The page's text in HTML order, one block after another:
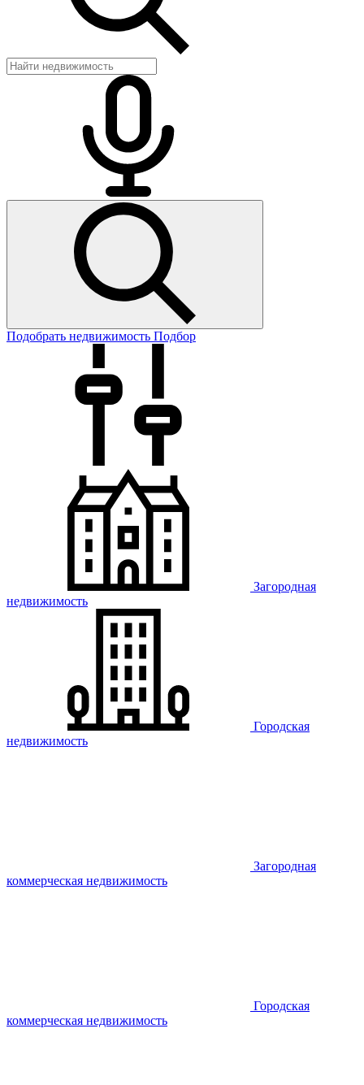
Подобрать недвижимость Подбор
Загородная
недвижимость
Городская
недвижимость
Загородная
коммерческая недвижимость
Городская
коммерческая недвижимость